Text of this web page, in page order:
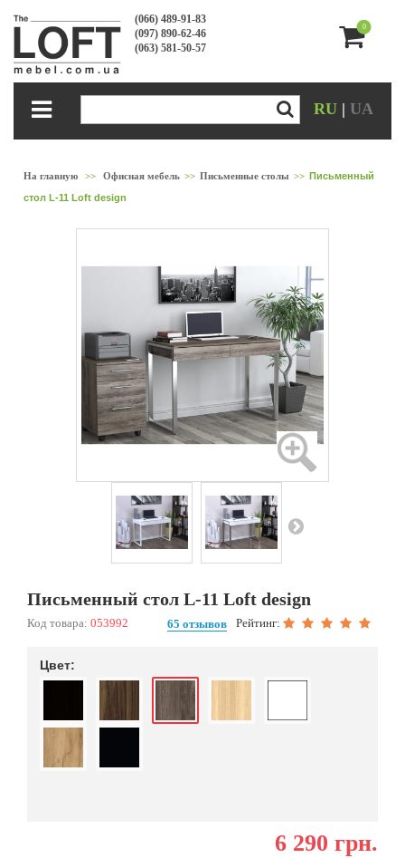
(066) 489-91-83
(097) 890-62-46
(063) 581-50-57
0
RU | UA
На главную >> Офисная мебель >> Письменные столы >> Письменный
стол L-11 Loft design
Письменный стол L-11 Loft design
Код товара: 053992 Рейтинг:
65 отзывов
Цвет:
6 290 грн.